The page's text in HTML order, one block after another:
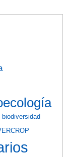
biodiversidad